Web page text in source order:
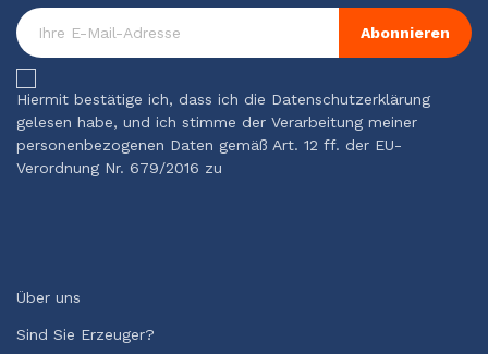
Abonnieren
Hiermit bestätige ich, dass ich die Datenschutzerklärung
gelesen habe, und ich stimme der Verarbeitung meiner
personenbezogenen Daten gemäß Art. 12 ff. der EU-
Verordnung Nr. 679/2016 zu
Über uns
Sind Sie Erzeuger?